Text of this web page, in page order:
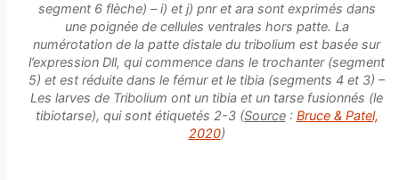
segment 6 flèche) – i) et j) pnret arasont exprimés dans
une poignée de cellules ventrales hors patte. La
numérotation de la patte distale du tribolium est basée sur
l’expression Dll, qui commence dans le trochanter (segment
5) et est réduite dans le fémur et le tibia (segments 4 et 3) –
Les larves de Tribolium ont un tibia et un tarse fusionnés (le
tibiotarse), qui sont étiquetés 2-3 (Source: Bruce & Patel,
2020)